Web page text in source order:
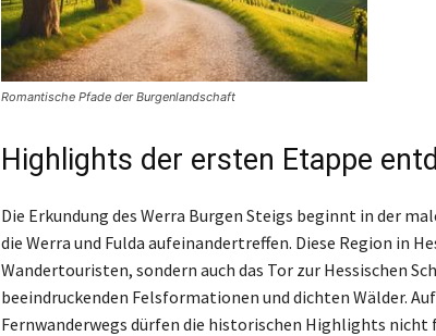
Romantische Pfade der Burgenlandschaft
Highlights der ersten Etappe
Die Erkundung des Werra Burgen Steigs beginnt in der
die Werra und Fulda aufeinandertreffen. Diese Region in
Wandertouristen, sondern auch das Tor zur Hessischen
beeindruckenden Felsformationen und dichten Wälder.
Fernwanderwegs dürfen die historischen Highlights nicht